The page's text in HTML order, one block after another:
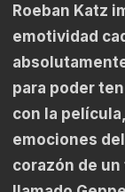
Roeban Katz
emotividad
para poder
con la
emociones
corazón de